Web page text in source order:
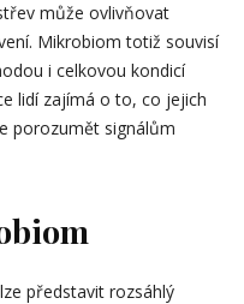
může ovlivňovat
Mikrobiom totiž souvisí
i celkovou kondicí
lidí zajímá o to, co jejich
porozumět signálům
představit rozsáhlý